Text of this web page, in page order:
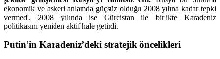
ekonomik ve askeri anlamda güçsüz olduğu 2008 yılına kadar tepki
vermedi. 2008 yılında ise Gürcistan ile birlikte Karadeniz
politikasını yeniden aktif hale getirdi.
Putin’in Karadeniz’deki stratejik öncelikleri